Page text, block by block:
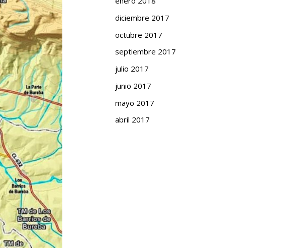
diciembre 2017
octubre 2017
septiembre 2017
julio 2017
junio 2017
mayo 2017
abril 2017